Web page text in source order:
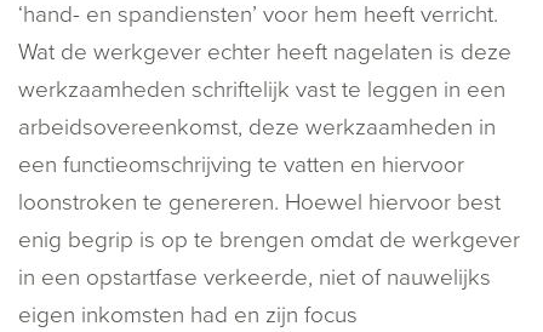
‘hand- en spandiensten’ voor hem heeft verricht.
Wat de werkgever echter heeft nagelaten is deze
werkzaamheden schriftelijk vast te leggen in een
arbeidsovereenkomst, deze werkzaamheden in
een functieomschrijving te vatten en hiervoor
loonstroken te genereren. Hoewel hiervoor best
enig begrip is op te brengen omdat de werkgever
in een opstartfase verkeerde, niet of nauwelijks
eigen inkomsten had en zijn focus